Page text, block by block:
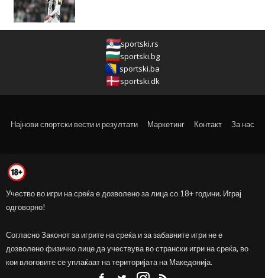
sportski.rs
sportski.bg
sportski.ba
sportski.dk
Најнови спортски вести и резултати Маркетинг Контакт За нас
Учество во игри на среќа е дозволено за лица со 18+ години. Играј
одговорно!
Согласно Законот за игрите на среќа и за забавните игри не е
дозволено физичко лице да учествува во странски игри на среќа, во
кои влоговите се уплаќаат на територијата на Македонија.